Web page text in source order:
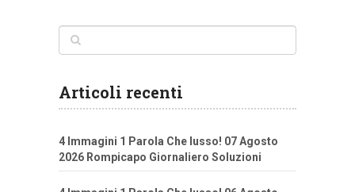
Articoli recenti
4 Immagini 1 Parola Che lusso! 07 Agosto
2026 Rompicapo Giornaliero Soluzioni